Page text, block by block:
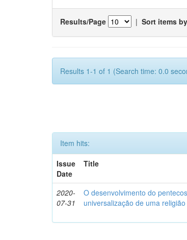
Results/Page | Sort items by
Results 1-1 of 1 (Search time: 0.0
Item hits:
Issue
Date
Title
2020-
07-31
O desenvolvimento do
universalização de uma